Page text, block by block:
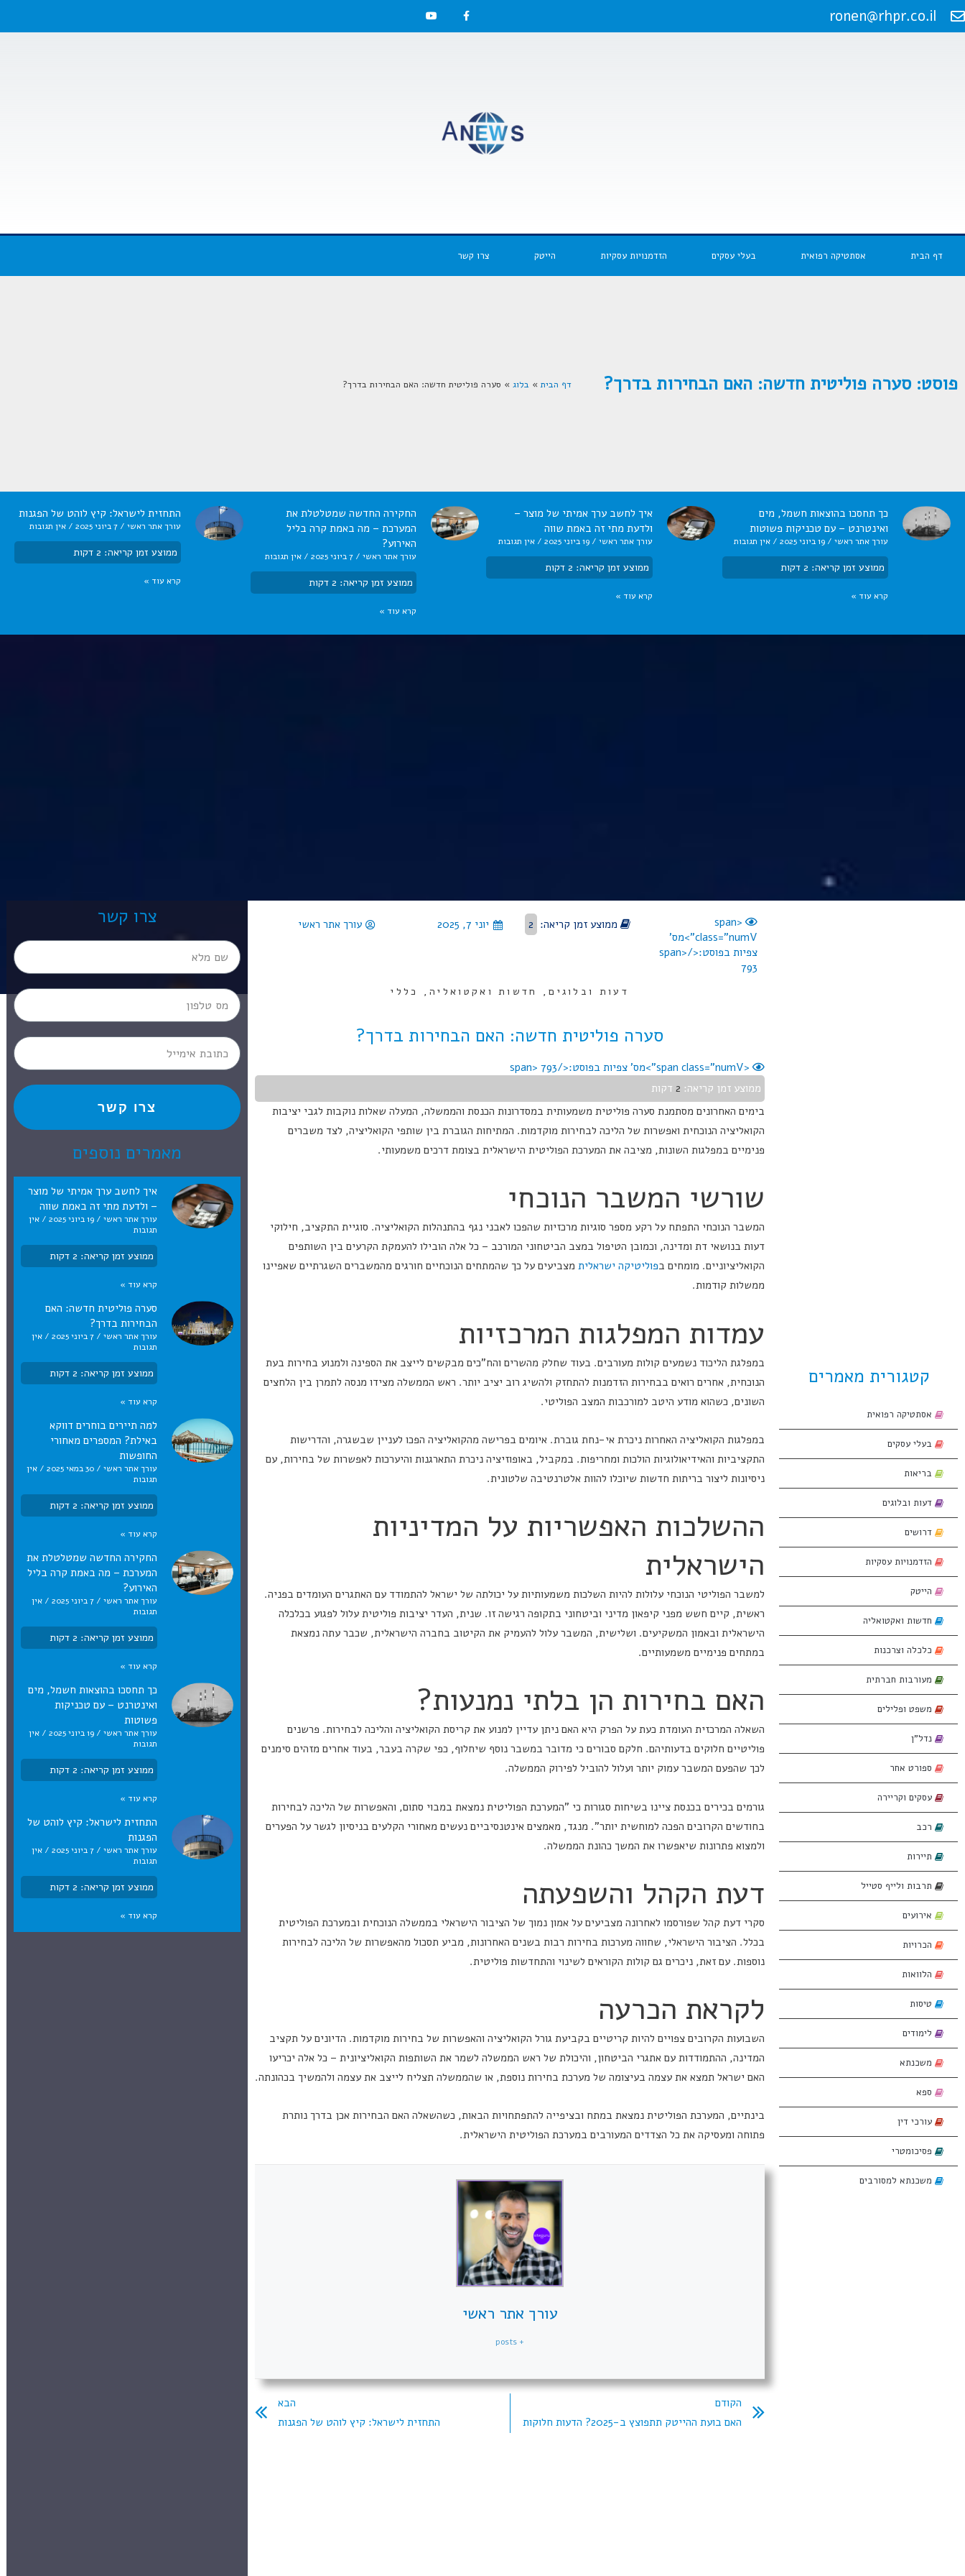
ronen@rhpr.co.il
דף הבית אסתטיקה רפואית בעלי עסקים הזדמנויות עסקיות הייטק צרו קשר
פוסט: סערה פוליטית חדשה: האם הבחירות בדרך? דף הבית» בלוג» סערה פוליטית חדשה: האם הבחירות בדרך?
כך תחסכו בהוצאות חשמל, מים
ואינטרנט – עם טכניקות פשוטות
עורך אתר ראשי אין תגובות
ממוצע זמן קריאה: 2 דקות
קרא עוד »
איך לחשב ערך אמיתי של מוצר –
ולדעת מתי זה באמת שווה
עורך אתר ראשי 19 ביוני 2025 אין תגובות
ממוצע זמן קריאה: 2 דקות
קרא עוד »
החקירה החדשה שמטלטלת את
המערכת – מה באמת קרה בליל
האירוע?
עורך אתר ראשי אין תגובות
ממוצע זמן קריאה: 2 דקות
קרא עוד »
התחזית לישראל: קיץ לוהט של הפגנות
עורך אתר ראשי 7 ביוני 2025 אין תגובות
ממוצע זמן קריאה: 2 דקות
קרא עוד »
קטגורית מאמרים
אסתטיקה רפואית
בעלי עסקים
בריאות
דעות ובלוגים
דרושים
הזדמנויות עסקיות
הייטק
חדשות ואקטואליה
כלכלה וצרכנות
מעורבות חברתית
משפט ופלילים
נדל"ן
ספורט אחר
עסקים וקריירה
רכב
תיירות
תרבות ולייף סטייל
אירועים
הכרויות
הלוואות
טיסות
לימודים
משכנתא
ספא
עורכי דין
פסיכומטרי
משכנתא למסורבים
<span
class="numV">מס'
צפיות בפוסט:</span>
793
ממוצע זמן קריאה: 2 יוני 7, 2025 עורך אתר ראשי
דעות ובלוגים, חדשות ואקטואליה, כללי
סערה פוליטית חדשה: האם הבחירות בדרך?
<span class="numV">מס' צפיות בפוסט:</span>
793
ממוצע זמן קריאה: 2 דקות
בימים האחרונים מסתמנת סערה פוליטית משמעותית במסדרונות הכנסת והממשלה, המעלה שאלות נוקבות לגבי יציבות
הקואליציה הנוכחית ואפשרות של הליכה לבחירות מוקדמות. המתיחות הגוברת בין שותפי הקואליציה, לצד משברים
פנימיים במפלגות השונות, מציבה את המערכת הפוליטית הישראלית בצומת דרכים משמעותי.
שורשי המשבר הנוכחי
המשבר הנוכחי התפתח על רקע מספר סוגיות מרכזיות שהפכו לאבני נגף בהתנהלות הקואליציה. סוגיית התקציב, חילוקי
דעות בנושאי דת ומדינה, וכמובן הטיפול במצב הביטחוני המורכב – כל אלה הובילו להעמקת הקרעים בין השותפים
הקואליציוניים. מומחים בפוליטיקה ישראליתמצביעים על כך שהמתחים הנוכחיים חורגים מהמשברים השגרתיים שאפיינו
ממשלות קודמות.
עמדות המפלגות המרכזיות
במפלגת הליכוד נשמעים קולות מעורבים. בעוד שחלק מהשרים והח"כים מבקשים לייצב את הספינה ולמנוע בחירות בעת
הנוכחית, אחרים רואים בבחירות הזדמנות להתחזק ולהשיג רוב יציב יותר. ראש הממשלה מצידו מנסה לתמרן בין הלחצים
השונים, כשהוא מודע היטב למורכבות המצב הפוליטי.
במפלגות הקואליציה האחרות ניכרת אי-נחת גוברת. איומים בפרישה מהקואליציה הפכו לעניין שבשגרה, והדרישות
התקציביות והאידיאולוגיות הולכות ומחריפות. במקביל, באופוזיציה ניכרת התארגנות והיערכות לאפשרות של בחירות, עם
ניסיונות ליצור בריתות חדשות שיוכלו להוות אלטרנטיבה שלטונית.
ההשלכות האפשריות על המדיניות
הישראלית
למשבר הפוליטי הנוכחי עלולות להיות השלכות משמעותיות על יכולתה של ישראל להתמודד עם האתגרים העומדים בפניה.
ראשית, קיים חשש מפני קיפאון מדיני וביטחוני בתקופה רגישה זו. שנית, העדר יציבות פוליטית עלול לפגוע בכלכלה
הישראלית ובאמון המשקיעים. ושלישית, המשבר עלול להעמיק את הקיטוב בחברה הישראלית, שכבר עתה נמצאת
במתחים פנימיים משמעותיים.
האם בחירות הן בלתי נמנעות?
השאלה המרכזית העומדת כעת על הפרק היא האם ניתן עדיין למנוע את קריסת הקואליציה והליכה לבחירות. פרשנים
פוליטיים חלוקים בדעותיהם. חלקם סבורים כי מדובר במשבר נוסף שיחלוף, כפי שקרה בעבר, בעוד אחרים מזהים סימנים
לכך שהפעם המשבר עמוק יותר ועלול להוביל לפירוק הממשלה.
גורמים בכירים בכנסת ציינו בשיחות סגורות כי "המערכת הפוליטית נמצאת במבוי סתום, והאפשרות של הליכה לבחירות
בחודשים הקרובים הפכה למוחשית יותר". מנגד, מאמצים אינטנסיביים נעשים מאחורי הקלעים בניסיון לגשר על הפערים
ולמצוא פתרונות שיאפשרו את המשך כהונת הממשלה.
דעת הקהל והשפעתה
סקרי דעת קהל שפורסמו לאחרונה מצביעים על אמון נמוך של הציבור הישראלי בממשלה הנוכחית ובמערכת הפוליטית
בכלל. הציבור הישראלי, שחווה מערכות בחירות רבות בשנים האחרונות, מביע תסכול מהאפשרות של הליכה לבחירות
נוספות. עם זאת, ניכרים גם קולות הקוראים לשינוי והתחדשות פוליטית.
לקראת הכרעה
השבועות הקרובים צפויים להיות קריטיים בקביעת גורל הקואליציה והאפשרות של בחירות מוקדמות. הדיונים על תקציב
המדינה, ההתמודדות עם אתגרי הביטחון, והיכולת של ראש הממשלה לשמר את השותפות הקואליציונית – כל אלה יכריעו
האם ישראל תמצא את עצמה בעיצומה של מערכת בחירות נוספת, או שהממשלה תצליח לייצב את עצמה ולהמשיך בכהונתה.
בינתיים, המערכת הפוליטית נמצאת במתח ובציפייה להתפתחויות הבאות, כשהשאלה האם הבחירות אכן בדרך נותרת
פתוחה ומעסיקה את כל הצדדים המעורבים במערכת הפוליטית הישראלית.
עורך אתר ראשי
+ posts
הקודם
האם בועת ההייטק תתפוצץ ב-2025? הדעות חלוקות
הבא
התחזית לישראל: קיץ לוהט של הפגנות
צרו קשר
צרו קשר
מאמרים נוספים
איך לחשב ערך אמיתי של מוצר
– ולדעת מתי זה באמת שווה
עורך אתר ראשי
אין
תגובות
ממוצע זמן קריאה: 2 דקות
קרא עוד »
סערה פוליטית חדשה: האם
הבחירות בדרך?
עורך אתר ראשי
אין
תגובות
ממוצע זמן קריאה: 2 דקות
קרא עוד »
למה תיירים בוחרים דווקא
באילת? המספרים מאחורי
החופשות
עורך אתר ראשי
אין
תגובות
ממוצע זמן קריאה: 2 דקות
קרא עוד »
החקירה החדשה שמטלטלת את
המערכת – מה באמת קרה בליל
האירוע?
עורך אתר ראשי
אין
תגובות
ממוצע זמן קריאה: 2 דקות
קרא עוד »
כך תחסכו בהוצאות חשמל, מים
ואינטרנט – עם טכניקות
פשוטות
עורך אתר ראשי
אין
תגובות
ממוצע זמן קריאה: 2 דקות
קרא עוד »
התחזית לישראל: קיץ לוהט של
הפגנות
עורך אתר ראשי
אין
תגובות
ממוצע זמן קריאה: 2 דקות
קרא עוד »